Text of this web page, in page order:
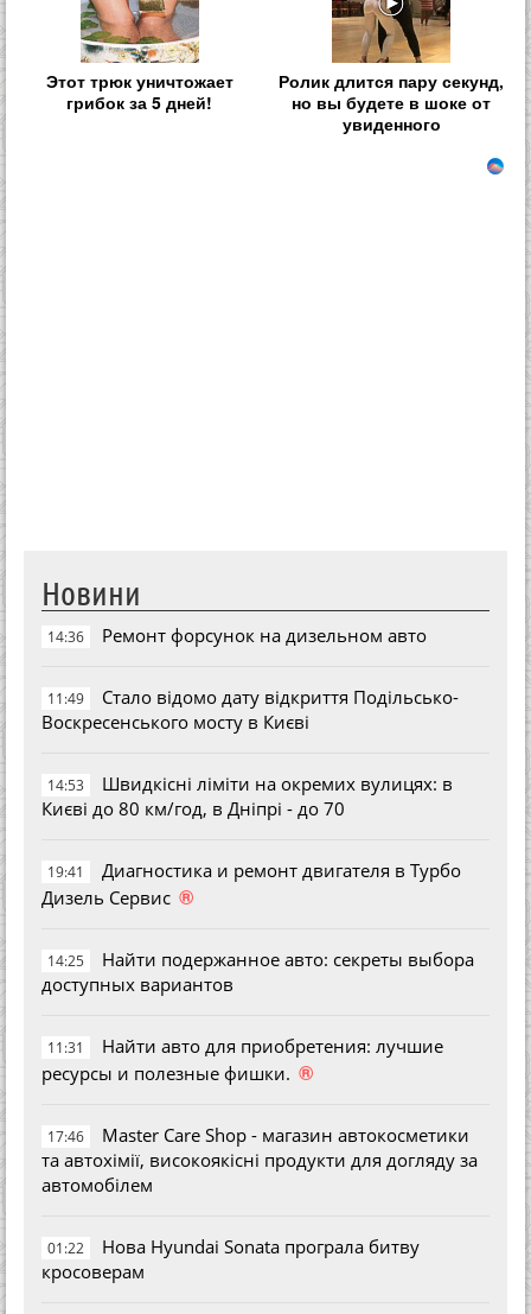
Этот трюк уничтожает
грибок за 5 дней!
Ролик длится пару секунд,
но вы будете в шоке от
увиденного
Новини
14:36 Ремонт форсунок на дизельном авто
11:49
Стало відомо дату відкриття Подільсько-
Воскресенського мосту в Києві
14:53
Швидкісні ліміти на окремих вулицях: в
Києві до 80 км/год, в Дніпрі - до 70
19:41
Диагностика и ремонт двигателя в Турбо
Дизель Сервис ®
14:25
Найти подержанное авто: секреты выбора
доступных вариантов
11:31
Найти авто для приобретения: лучшие
ресурсы и полезные фишки. ®
17:46
Master Care Shop - магазин автокосметики
та автохімії, високоякісні продукти для догляду за
автомобілем
01:22
Нова Hyundai Sonata програла битву
кросоверам